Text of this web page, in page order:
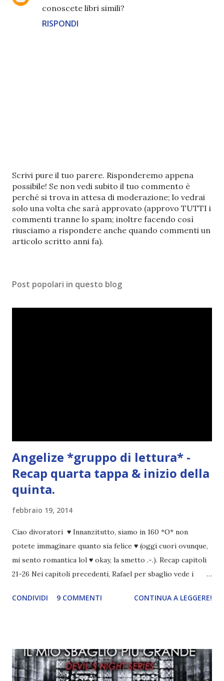
conoscete libri simili?
RISPONDI
P
o
s
t
a
u
n
m
n
Scrivi pure il tuo parere. Risponderemo appena
possibile! Se non vedi subito il tuo commento è
perché si trova in attesa di moderazione; lo vedrai
solo una volta che sarà approvato (approvo TUTTI i
commenti tranne lo spam; inoltre facendo così
riusciamo a rispondere anche quando commenti un
articolo scritto anni fa).
Post popolari in questo blog
Angelize *gruppo di lettura* -
Recap quarta tappa & inizio della
quinta.
febbraio 19, 2014
Ciao divoratori ♥ Innanzitutto, siamo in 160 *O* non
potete immaginare quanto sia felice ♥ (oggi cuori ovunque,
mi sento romantica lol ♥ okay, la smetto .-.). Recap capitoli
21-26 Nei capitoli precedenti, Rafael per sbaglio vede i
incontrano e Hesediel mostra loro come combattere i puri.
angelo puro, Elemiah. Ma, a differenza di cosa pensano,
l'angelo non ha intenzione di fare una strage, piuttosto è lì
CONDIVIDI 9 COMMENTI CONTINUA A LEGGERE!